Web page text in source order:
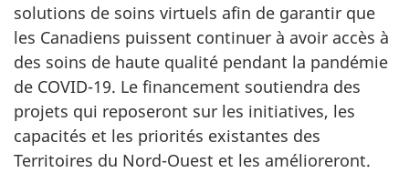
solutions de soins virtuels afin de garantir que
les Canadiens puissent continuer à avoir accès à
des soins de haute qualité pendant la pandémie
de COVID-19. Le financement soutiendra des
projets qui reposeront sur les initiatives, les
capacités et les priorités existantes des
Territoires du Nord-Ouest et les amélioreront.